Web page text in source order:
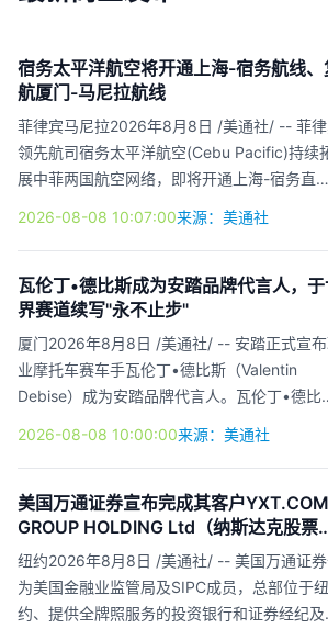
宿务太平洋航空将开通上海-宿务航线、
航厦门-马尼拉航线
菲律宾马尼拉2026年8月8日 /美通社/ -- 菲
领先航司宿务太平洋航空(Cebu Pacific)持续
展中菲两国航空网络，即将开通上海-宿务直飞
供更便捷、更实惠的菲律宾出行选择。 宿务太
平洋航空将于2026年11月18日起开通上海-宿
直飞航线，每周执飞三班，航班日期为每周三
周五及周日。 宿务太平洋航空是唯一运营上海-
宿务直飞航班的菲律宾航司，让中国东部地区
客无需经马尼拉中转，便可直抵菲律宾热门休
旅游目的地宿务。 与此同时，宿务太平洋航空
飞...
2026-08-08 10:07:00来源：美通社
瓦伦丁•德比斯成为安踏品牌代言人，
界赛道续写"永不止步"
厦门2026年8月8日 /美通社/ -- 安踏正式宣
业摩托车赛车手瓦伦丁•德比斯（Valentin
Debise）成为安踏品牌代言人。瓦伦丁•德比
超级摩托车锦标赛（WSBK）WorldSSP组别创
造传奇战绩。此前，安踏官宣成为张雪机车
ZXMOTO全球战略合作伙伴，并陆续推出多款
机车文化系列产品。本次携手瓦伦丁•德比斯
标志着安踏在机车领域的进一步探索。 安踏正
式宣布职业摩托车赛车手瓦伦丁·德比斯
（Valentin Debise）成为安踏品牌代言人 瓦伦
2026-08-08 10:00:00来源：美通社
美国万通证券宣布完成其客户YXT.COM
GROUP HOLDING Ltd（纳斯达克股票
码：YXT）105万美元的注册直接发行
纽约2026年8月8日 /美通社/ -- 美国万通证
为美国金融业监管局及SIPC成员，总部位于纽
约、提供全牌照服务的投资银行和证券经纪及